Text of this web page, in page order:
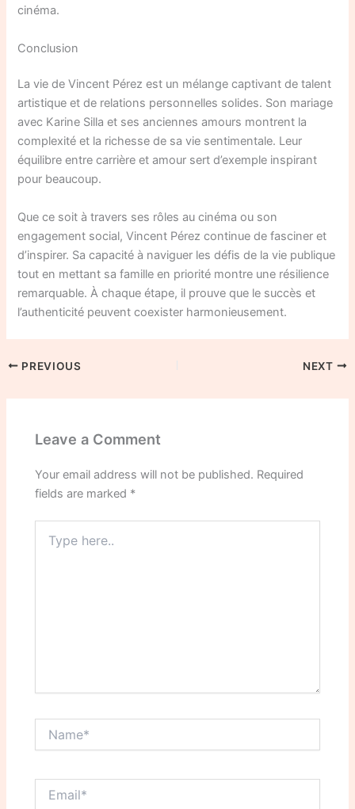
cinéma.
Conclusion
La vie de Vincent Pérez est un mélange captivant de talent
artistique et de relations personnelles solides. Son mariage
avec Karine Silla et ses anciennes amours montrent la
complexité et la richesse de sa vie sentimentale. Leur
équilibre entre carrière et amour sert d’exemple inspirant
pour beaucoup.
Que ce soit à travers ses rôles au cinéma ou son
engagement social, Vincent Pérez continue de fasciner et
d’inspirer. Sa capacité à naviguer les défis de la vie publique
tout en mettant sa famille en priorité montre une résilience
remarquable. À chaque étape, il prouve que le succès et
l’authenticité peuvent coexister harmonieusement.
PREVIOUS NEXT
Leave a Comment
Your email address will not be published. Required
fields are marked *
here..